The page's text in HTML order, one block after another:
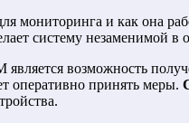
мониторинга и как она
систему незаменимой
возможность
оперативно принять меры.